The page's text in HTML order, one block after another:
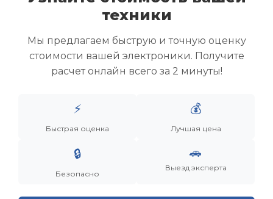
Скупка ноутбуков
Скупка ультрабуков
Скупка игровых ноутбуков
Скупка рабочих ноутбуков
Скупка старых ноутбуков (б/у)
Заказать Смотреть еще
техники
Мы предлагаем быструю и точную оценку
стоимости вашей электроники. Получите
расчет онлайн всего за 2 минуты!
⚡
Быстрая оценка
💰
Лучшая цена
🔒
Безопасно
🚗
Выезд эксперта